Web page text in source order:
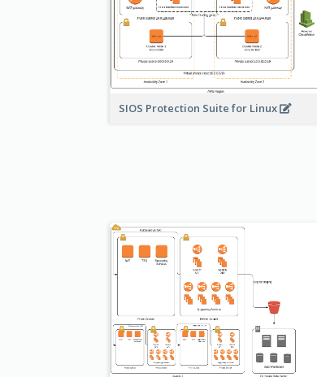
SIOS Protection Suite for Linux